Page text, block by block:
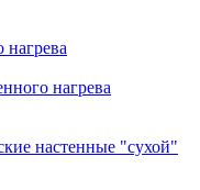
нагрева
нагрева
настенные "сухой"